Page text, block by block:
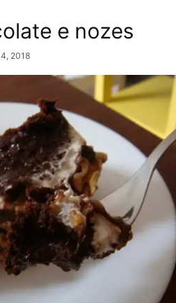
e nozes
2018